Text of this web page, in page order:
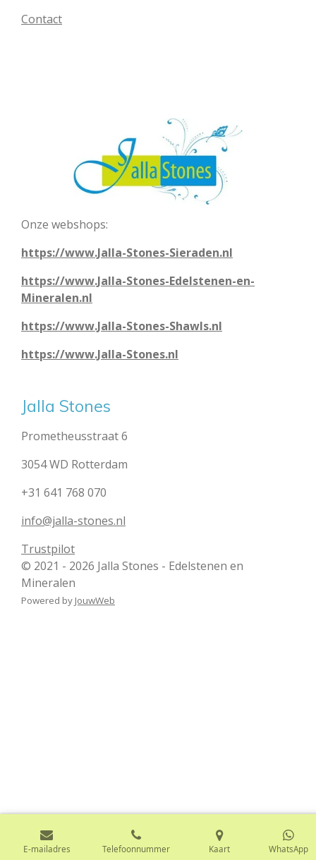
Contact
Onze webshops:
https://www.Jalla-Stones-Sieraden.nl
https://www.Jalla-Stones-Edelstenen-en-
Mineralen.nl
https://www.Jalla-Stones-Shawls.nl
https://www.Jalla-Stones.nl
Jalla Stones
Prometheusstraat 6
3054 WD Rotterdam
+31 641 768 070
info@jalla-stones.nl
Trustpilot
© 2021 - 2026 Jalla Stones - Edelstenen en
Mineralen
Powered by JouwWeb
E-mailadres Telefoonnummer Kaart WhatsApp